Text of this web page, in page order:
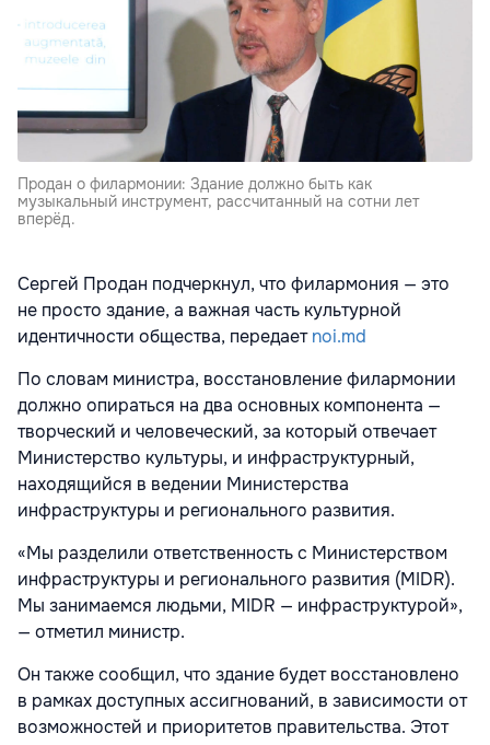
Продан о филармонии: Здание должно быть как
музыкальный инструмент, рассчитанный на сотни лет
вперёд.
Сергей Продан подчеркнул, что филармония — это
не просто здание, а важная часть культурной
идентичности общества, передаетnoi.md
По словам министра, восстановление филармонии
должно опираться на два основных компонента —
творческий и человеческий, за который отвечает
Министерство культуры, и инфраструктурный,
находящийся в ведении Министерства
инфраструктуры и регионального развития.
«Мы разделили ответственность с Министерством
инфраструктуры и регионального развития (MIDR).
Мы занимаемся людьми, MIDR — инфраструктурой»,
— отметил министр.
Он также сообщил, что здание будет восстановлено
в рамках доступных ассигнований, в зависимости от
возможностей и приоритетов правительства. Этот